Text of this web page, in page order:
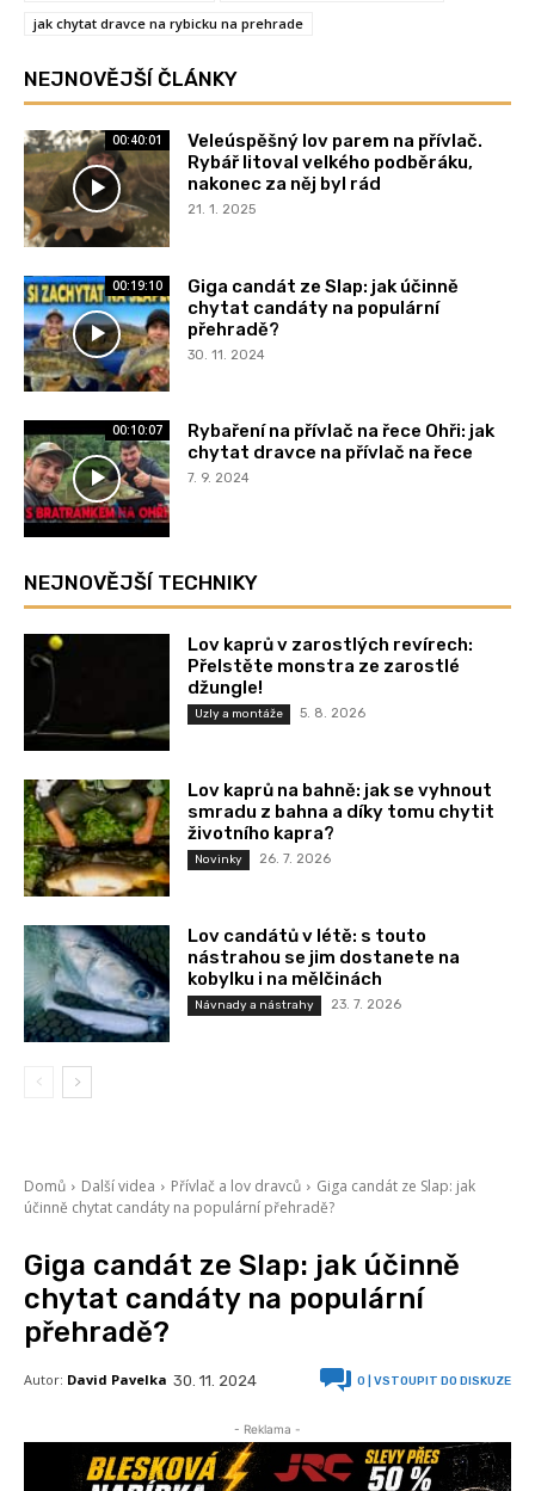
jak chytat dravce na rybicku na prehrade
NEJNOVĚJŠÍ ČLÁNKY
00:40:01
Veleúspěšný lov parem na přívlač.
Rybář litoval velkého podběráku,
nakonec za něj byl rád
21. 1. 2025
00:19:10
Giga candát ze Slap: jak účinně
chytat candáty na populární
přehradě?
30. 11. 2024
00:10:07
Rybaření na přívlač na řece Ohři: jak
chytat dravce na přívlač na řece
7. 9. 2024
NEJNOVĚJŠÍ TECHNIKY
Lov kaprů v zarostlých revírech:
Přelstěte monstra ze zarostlé
džungle!
Uzly a montáže 5. 8. 2026
Lov kaprů na bahně: jak se vyhnout
smradu z bahna a díky tomu chytit
životního kapra?
Novinky 26. 7. 2026
Lov candátů v létě: s touto
nástrahou se jim dostanete na
kobylku i na mělčinách
Návnady a nástrahy 23. 7. 2026